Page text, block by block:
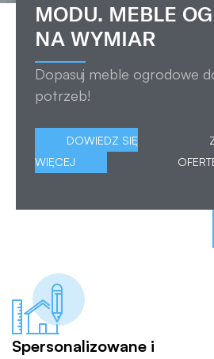
MODU. MEBLE
NA WYMIAR
Dopasuj meble ogrodowe
potrzeb!
DOWIEDZ SIĘ
WIĘCEJ
Spersonalizowane i